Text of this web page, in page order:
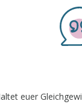
euer